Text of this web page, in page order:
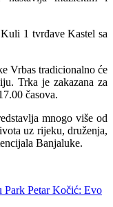
1 tvrđave Kastel sa
Vrbas tradicionalno će
Trka je zakazana za
časova.
mnogo više od
uz rijeku, druženja,
Banjaluke.
Park Petar Kočić: Evo